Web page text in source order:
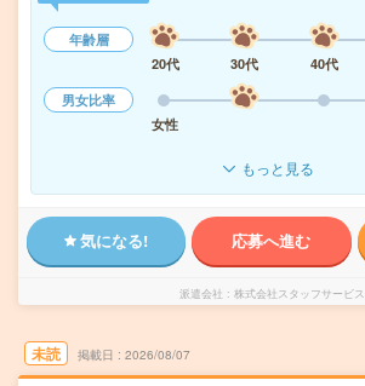
年齢層
20代
30代 40代
男女比率
女性
もっと見る
気になる! 応募へ進む
派遣会社 株式会社スタッフサービス
未読 掲載日 2026/08/07